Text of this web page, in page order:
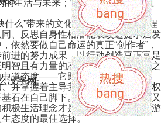
的生活与未来；它们，才是命运的真
什么”带来的文化乐趣，理解这趟旅程
、反思自身性格潜能或改进提示启发
依然要做自己命运的真正“创作者”，
进的努力成果，以行动创造真正富足
智且有力量的态度面对命运与名字之
中道态度——它既有对传统文化的欣
并掌握着主导我们人生最终实现的权
石在自己脚下。这样既有文化深度又
极生活理念才是面对这个网络小测游
态度的最佳选择。
没字网